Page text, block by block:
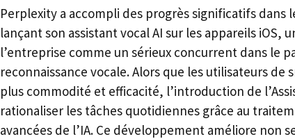
Perplexity a accompli des progrès significatifs dans
lançant son assistant vocal AI sur les appareils iOS,
l’entreprise comme un sérieux concurrent dans le
reconnaissance vocale. Alors que les utilisateurs
plus commodité et efficacité, l’introduction de
rationaliser les tâches quotidiennes grâce au
avancées de l’IA. Ce développement améliore non